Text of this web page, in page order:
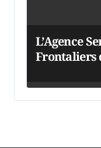
L’Agence
Frontaliers